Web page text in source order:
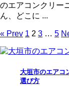
のエアコンクリー
ん、どこに ...
« Prev 1 2 3 … 5
大垣市のエアコ
選び方